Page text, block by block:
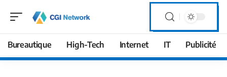
Bureautique High-Tech Internet IT Publicité